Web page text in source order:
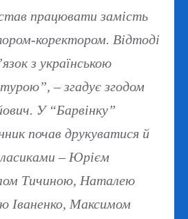
працювати замість
коректором. Відтоді
з українською
– згадує згодом
У “Барвінку”
почав друкуватися й
– Юрієм
Тичиною, Наталею
Іваненко, Максимом